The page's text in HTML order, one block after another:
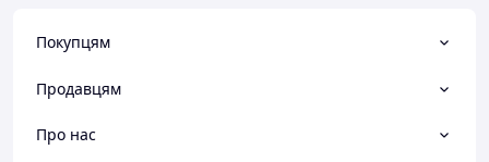
Покупцям
Продавцям
Про нас